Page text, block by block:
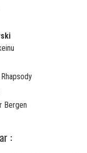
Bergen
: